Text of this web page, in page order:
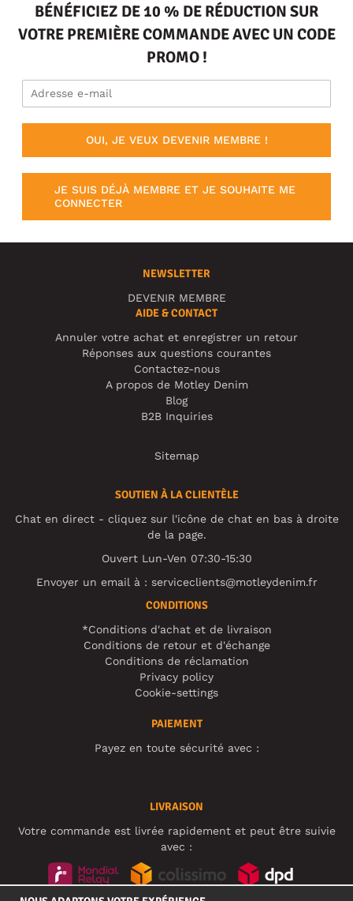
BÉNÉFICIEZ DE 10 % DE RÉDUCTION SUR
VOTRE PREMIÈRE COMMANDE AVEC UN CODE
PROMO !
OUI, JE VEUX DEVENIR MEMBRE !
JE SUIS DÉJÀ MEMBRE ET JE SOUHAITE ME
CONNECTER
NEWSLETTER
DEVENIR MEMBRE
AIDE & CONTACT
Annuler votre achat et enregistrer un retour
Réponses aux questions courantes
Contactez-nous
A propos de Motley Denim
Blog
B2B Inquiries
Sitemap
SOUTIEN À LA CLIENTÈLE
Chat en direct - cliquez sur l'icône de chat en bas à droite
de la page.
Ouvert Lun-Ven 07:30-15:30
Envoyer un email à : serviceclients@motleydenim.fr
CONDITIONS
*Conditions d'achat et de livraison
Conditions de retour et d'échange
Conditions de réclamation
Privacy policy
Cookie-settings
PAIEMENT
Payez en toute sécurité avec :
LIVRAISON
Votre commande est livrée rapidement et peut être suivie
avec :